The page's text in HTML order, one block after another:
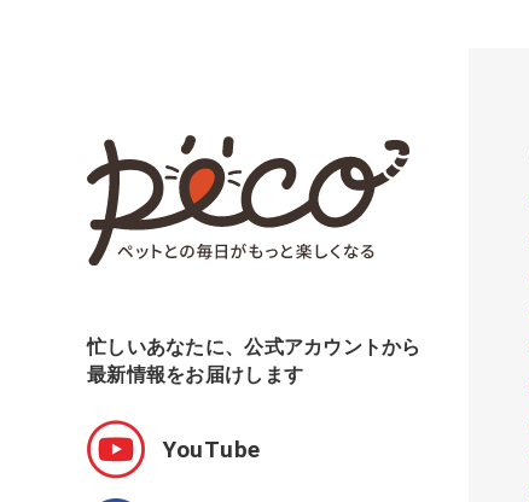
忙しいあなたに、公式アカウントから
最新情報をお届けします
YouTube